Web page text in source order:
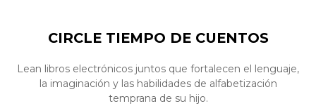
CIRCLE TIEMPO DE CUENTOS
Lean libros electrónicos juntos que fortalecen el lenguaje,
la imaginación y las habilidades de alfabetización
temprana de su hijo.